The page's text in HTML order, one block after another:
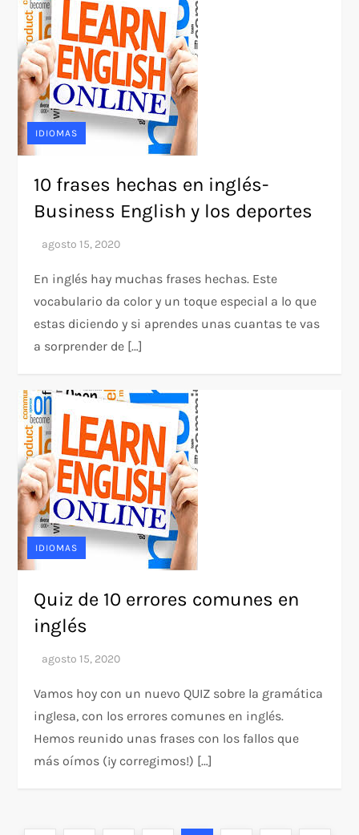
IDIOMAS
10 frases hechas en inglés-
Business English y los deportes
En inglés hay muchas frases hechas. Este
vocabulario da color y un toque especial a lo que
estas diciendo y si aprendes unas cuantas te vas
a sorprender de […]
IDIOMAS
Quiz de 10 errores comunes en
inglés
Vamos hoy con un nuevo QUIZ sobre la gramática
inglesa, con los errores comunes en inglés.
Hemos reunido unas frases con los fallos que
más oímos (¡y corregimos!) […]